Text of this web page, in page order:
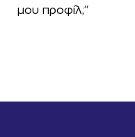
μου προφίλ;“